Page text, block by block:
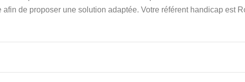
de proposer une solution adaptée. Votre référent handicap est